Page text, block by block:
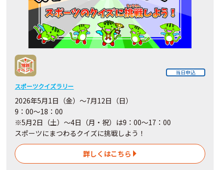
当日申込
スポーツクイズラリー
2026年5月1日（金）～7月12日（日）
9：00～18：00
※5月2日（土）～4日 （月・祝） は9：00～17：00
スポーツにまつわるクイズに挑戦しよう！
詳しくはこちら